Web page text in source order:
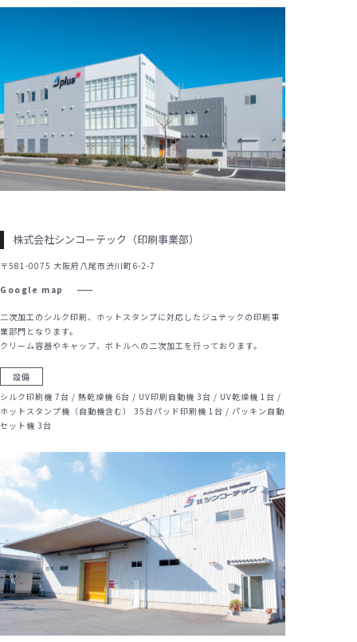
株式会社シンコーテック（印刷事業部）
〒581-0075 大阪府八尾市渋川町6-2-7
Google map
二次加工のシルク印刷、ホットスタンプに対応したジュテックの印刷事
業部門となります。
クリーム容器やキャップ、ボトルへの二次加工を行っております。
設備
シルク印刷機 7台 / 熱乾燥機 6台 / UV印刷自動機 3台 / UV乾燥機 1台 /
ホットスタンプ機（自動機含む） 35台パッド印刷機 1台 / パッキン自動
セット機 3台